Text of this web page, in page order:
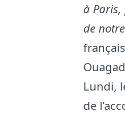
à Paris,
de
Lundi,
de